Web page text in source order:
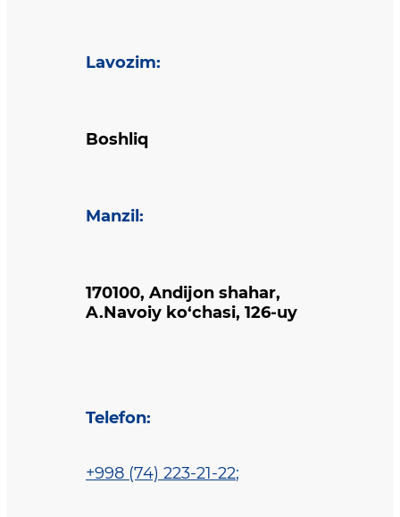
Lavozim:
Boshliq
Manzil :
170100, Andijon shahar,
A.Navoiy ko‘chasi, 126-uy
Telefon:
+998 (74) 223-21-22;